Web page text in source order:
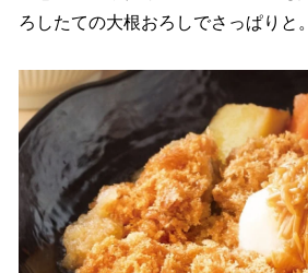
ろしたての大根おろしでさっぱりと。